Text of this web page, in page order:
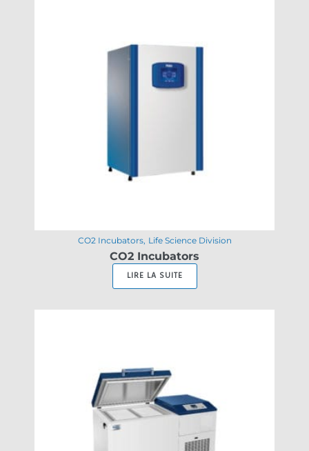
CO2 Incubators Life Science Division
CO2 Incubators
LIRE LA SUITE